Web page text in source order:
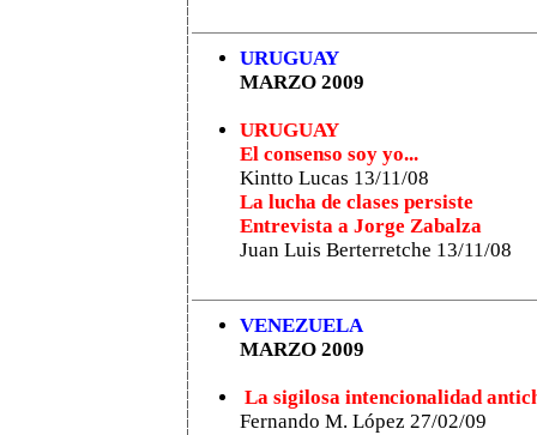
URUGUAY
MARZO 2009
URUGUAY
El consenso soy yo...
Kintto Lucas 13/11/08
La lucha de clases persiste
Entrevista a Jorge Zabalza
Juan Luis Berterretche 13/11/08
VENEZUELA
MARZO 2009
La sigilosa intencionalidad
Fernando M. López 27/02/09